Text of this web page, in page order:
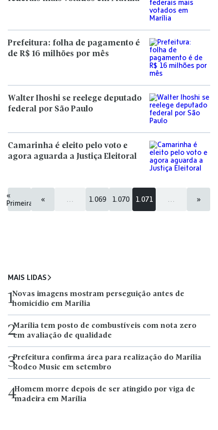
Prefeitura: folha de pagamento é
de R$ 16 milhões por mês
Walter Ihoshi se reelege deputado
federal por São Paulo
Camarinha é eleito pelo voto e
agora aguarda a Justiça Eleitoral
«
Primeira
« 1.069 1.070 1.071 »
MAIS LIDAS
1Novas imagens mostram perseguição antes de
homicídio em Marília
2Marília tem posto de combustíveis com nota zero
em avaliação de qualidade
3Prefeitura confirma área para realização do Marília
Rodeo Music em setembro
4Homem morre depois de ser atingido por viga de
madeira em Marília